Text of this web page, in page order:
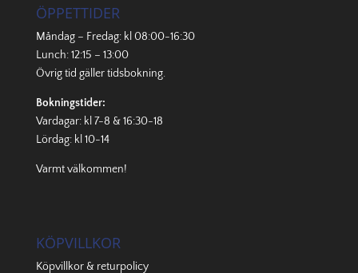
ÖPPETTIDER
Måndag – Fredag: kl 08:00-16:30
Lunch: 12:15 – 13:00
Övrig tid gällertidsbokning.
Bokningstider:
Vardagar: kl 7-8 & 16:30-18
Lördag: kl 10-14
Varmt välkommen!
KÖPVILLKOR
Köpvillkor & returpolicy